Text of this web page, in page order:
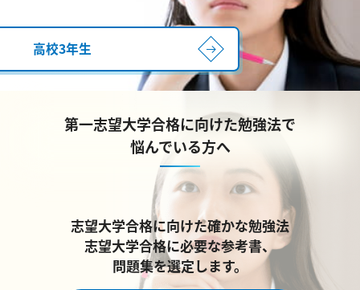
高校3年生
第一志望大学合格に向けた勉強法で
悩んでいる方へ
志望大学合格に向けた確かな勉強法
志望大学合格に必要な参考書、
問題集を選定します。